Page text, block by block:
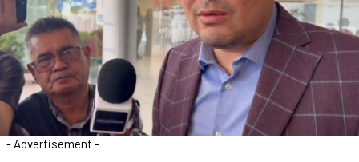
- Advertisement -